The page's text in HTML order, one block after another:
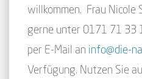
willkommen. Frau Nicole
gerne unter 0171 71 33
per E-Mail an info@die-
Verfügung. Nutzen Sie